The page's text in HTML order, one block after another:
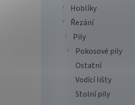
Hoblíky
Řezání
Pily
Pokosové pily
Ostatní
Vodící lišty
Stolní pily